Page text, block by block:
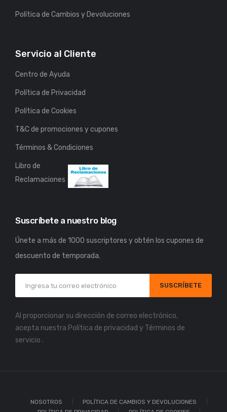
Política de Cambios y Devoluciones
Servicio al Cliente
Centro de Ayuda
Política de Privacidad
Política de Cookies
T&C de promociones y cupones
Términos & Condiciones
Libro de
Reclamaciones
Suscríbete a nuestro blog
Únete a más de 1000 suscriptores y obtén los cupones de
descuento de temporada.
SUSCRÍBETE
Al proporcionar su dirección de correo electrónico,
acepta nuestra Política de privacidad y Términos de
servicio .
NOSOTROS
POLÍTICA DE CAMBIOS Y DEVOLUCIONES